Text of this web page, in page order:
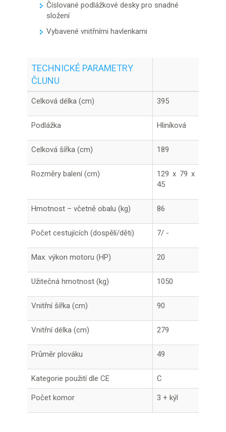
Číslované podlážkové desky pro snadné
složení
Vybavené vnitřními havlenkami
TECHNICKÉ PARAMETRY
ČLUNU
Celková délka (cm) 395
Podlážka Hliníková
Celková šířka (cm) 189
Rozměry balení (cm)
129 x 79 x
45
Hmotnost – včetně obalu (kg) 86
Počet cestujících (dospělí/děti) 7/ -
Max. výkon motoru (HP) 20
Užitečná hmotnost (kg) 1050
Vnitřní šířka (cm) 90
Vnitřní délka (cm) 279
Průměr plováku 49
Kategorie použití dle CE C
Počet komor 3 + kýl